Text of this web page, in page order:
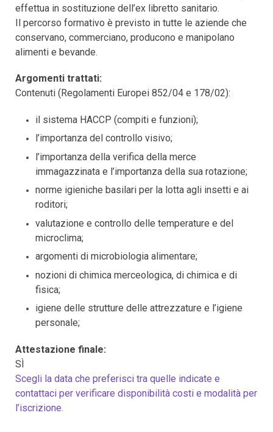
effettua in sostituzione dell’ex libretto sanitario.
Il percorso formativo è previsto in tutte le aziende che
conservano, commerciano, producono e manipolano
alimenti e bevande.
Argomenti trattati:
Contenuti (Regolamenti Europei 852/04 e 178/02):
il sistema HACCP (compiti e funzioni);
l’importanza del controllo visivo;
l’importanza della verifica della merce
immagazzinata e l’importanza della sua rotazione;
norme igieniche basilari per la lotta agli insetti e ai
roditori;
valutazione e controllo delle temperature e del
microclima;
argomenti di microbiologia alimentare;
nozioni di chimica merceologica, di chimica e di
fisica;
igiene delle strutture delle attrezzature e l’igiene
personale;
Attestazione finale:
SÌ
Scegli la data che preferisci tra quelle indicate e
contattaci per verificare disponibilità costi e modalità per
l’iscrizione.